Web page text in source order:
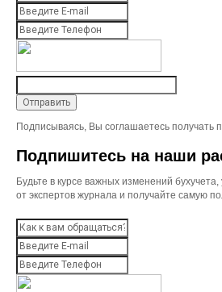
Подписываясь, Вы соглашаетесь получать
Подпишитесь на наши
Будьте в курсе важных изменений бухучета,
от экспертов журнала и получайте самую